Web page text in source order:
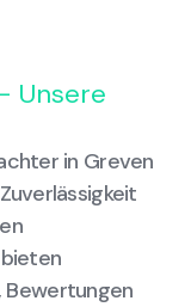
Unsere
in Greven